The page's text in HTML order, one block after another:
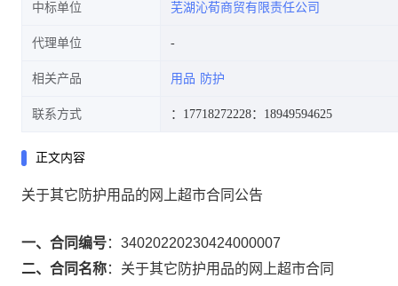
中标单位 芜湖沁荀商贸有限责任公司
代理单位
相关产品 用品 防护
联系方式 ：17718272228：18949594625
正文内容
关于其它防护用品的网上超市合同公告
一、合同编号： 34020220230424000007
二、合同名称： 关于其它防护用品的网上超市合同